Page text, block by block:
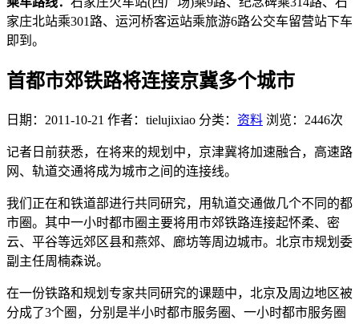
家庄北站乘301路、运河桥客运站乘旅游6路公交车留营站下车
即到。
首都市郊铁路将连接京冀多个城市
日期：2011-10-21 作者：tielujixiao 分类： 资料 浏览：2446次
记者日前获悉，在将来的规划中，京津冀将加速融合，高速路
网、轨道交通将成为城市之间的连接线。
我们正在和铁道部进行共同研究，用轨道交通做几个不同的都
市圈。其中一小时都市圈主要将用市郊铁路连接起怀柔、密
云、平谷等远郊区县和燕郊、廊坊等周边城市。北京市规划委
副主任周楠森说。
在一份铁路和规划专家共同研究的课题中，北京及周边地区被
分成了3个圈，分别是半小时都市服务圈、一小时都市服务圈